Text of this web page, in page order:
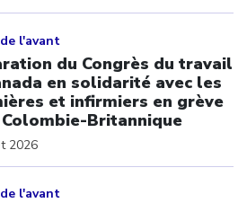
l'avant
du Congrès du travail
en solidarité avec les
et infirmiers en grève
Britannique
2026
l'avant